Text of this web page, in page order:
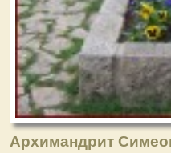
Архимандрит